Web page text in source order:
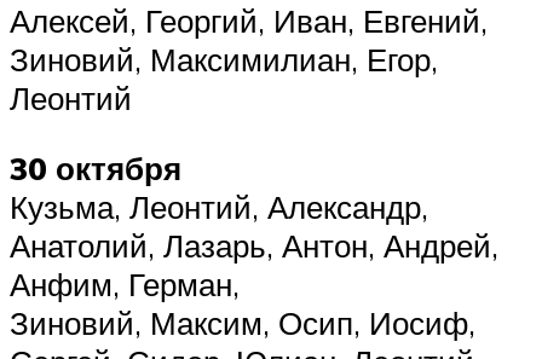
Алексей, Георгий, Иван, Евгений,
Зиновий, Максимилиан, Егор,
Леонтий
30 октября
Кузьма, Леонтий, Александр,
Анатолий, Лазарь, Антон, Андрей,
Анфим, Герман,
Зиновий, Максим, Осип, Иосиф,